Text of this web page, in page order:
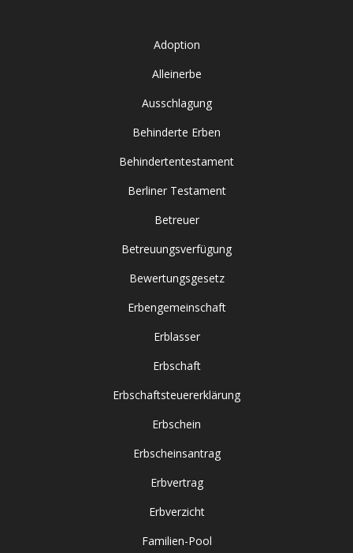
Adoption
Alleinerbe
Ausschlagung
Behinderte Erben
Behindertentestament
Berliner Testament
Betreuer
Betreuungsverfügung
Bewertungsgesetz
Erbengemeinschaft
Erblasser
Erbschaft
Erbschaftsteuererklärung
Erbschein
Erbscheinsantrag
Erbvertrag
Erbverzicht
Familien-Pool